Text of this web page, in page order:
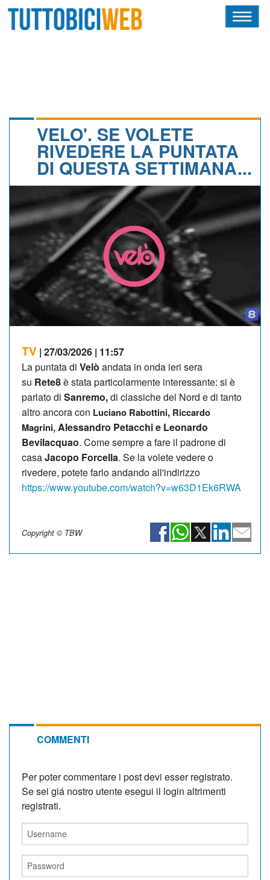
CALENDARIO
ALBI D'ORO
NEWSLETTER
VELO'. SE VOLETE
RIVEDERE LA PUNTATA
DI QUESTA SETTIMANA...
TV | 27/03/2026 | 11:57
La puntata di Velò andata in onda ieri sera
su Rete8è stata particolarmente interessante: si è
parlato di Sanremo,di classiche del Nord e di tanto
altro ancora con Luciano Rabottini, Riccardo
Magrini,Alessandro Petacchi e Leonardo
Bevilacquao. Come sempre a fare il padrone di
casaJacopo Forcella. Se la volete vedere o
rivedere, potete farlo andando all'indirizzo
https://www.youtube.com/watch?v=w63D1Ek6RWA
Copyright © TBW
COMMENTI
Per poter commentare i post devi esser registrato.
Se sei giá nostro utente esegui il login altrimenti
registrati.